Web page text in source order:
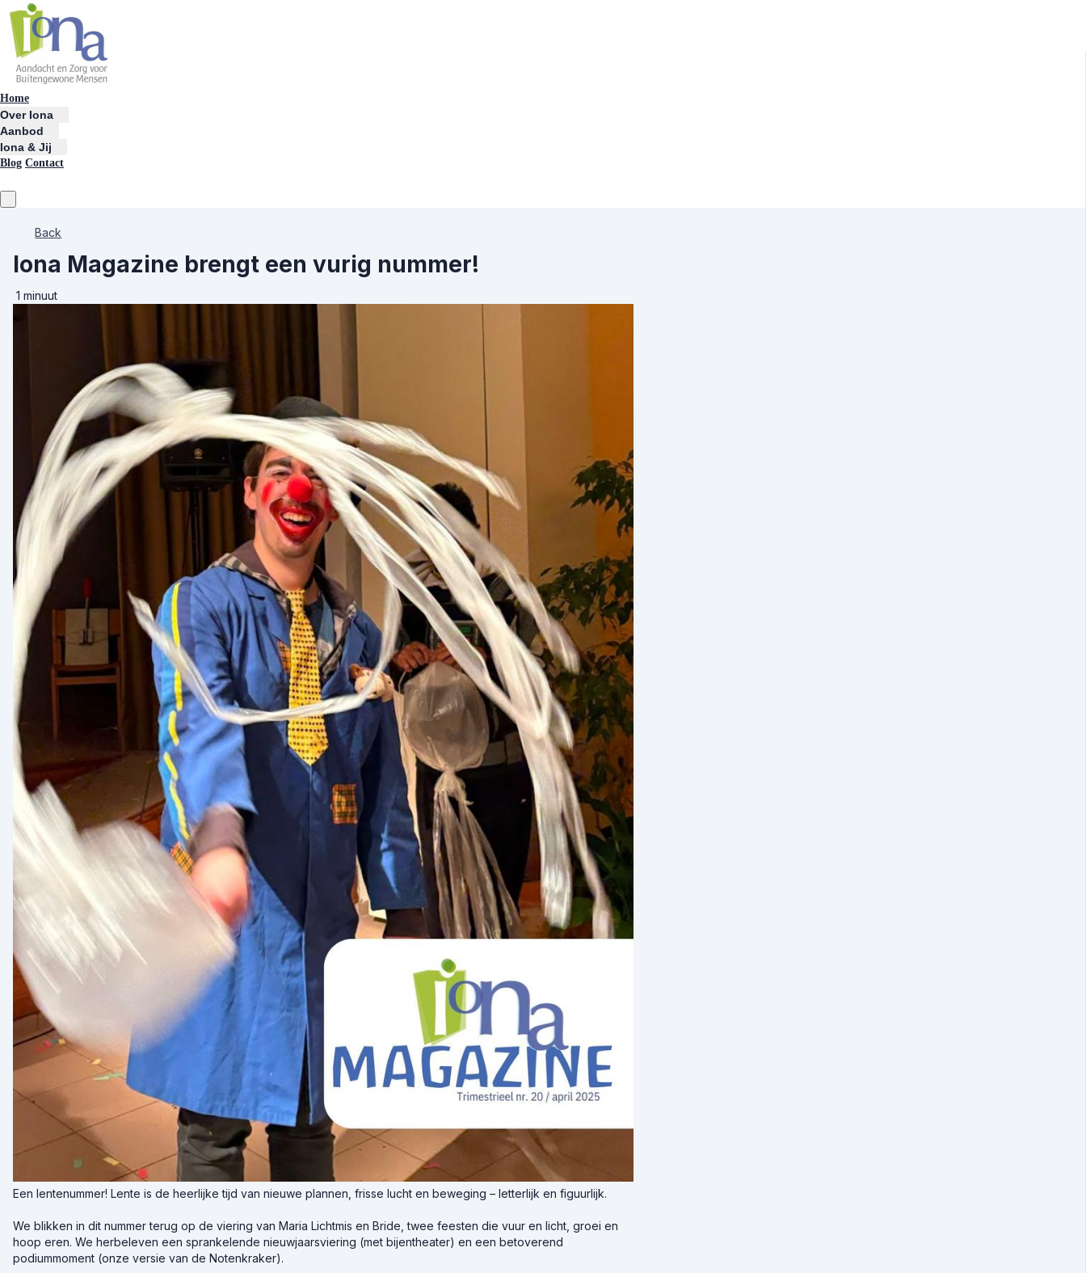
Home
Over Iona
Aanbod
Iona & Jij
Blog Contact
Back
Iona Magazine brengt een vurig nummer!
1 minuut
Een lentenummer! Lente is de heerlijke tijd van nieuwe plannen, frisse lucht en beweging – letterlijk en figuurlijk.
We blikken in dit nummer terug op de viering van Maria Lichtmis en Bride, twee feesten die vuur en licht, groei en
hoop eren. We herbeleven een sprankelende nieuwjaarsviering (met bijentheater) en een betoverend
podiummoment (onze versie van de Notenkraker).